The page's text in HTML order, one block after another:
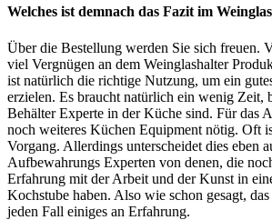
Welches ist demnach das Fazit im
Über die Bestellung werden Sie sich freuen.
viel Vergnügen an dem Weinglashalter
ist natürlich die richtige Nutzung, um ein
erzielen. Es braucht natürlich ein wenig Zeit,
Behälter Experte in der Küche sind. Für das
noch weiteres Küchen Equipment nötig. Oft
Vorgang. Allerdings unterscheidet dies eben
Aufbewahrungs Experten von denen, die
Erfahrung mit der Arbeit und der Kunst in
Kochstube haben. Also wie schon gesagt,
jeden Fall einiges an Erfahrung.